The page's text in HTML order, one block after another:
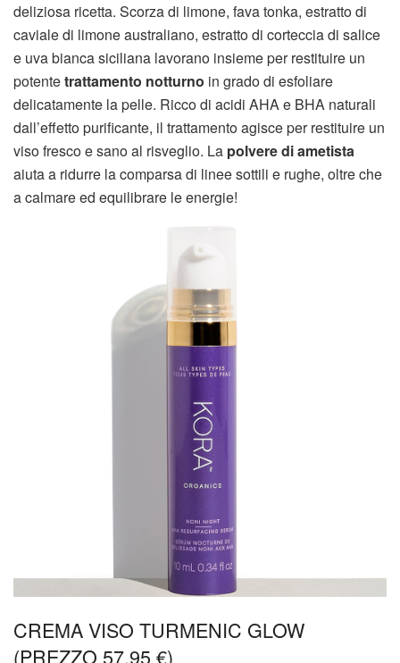
deliziosa ricetta. Scorza di limone, fava tonka, estratto di
caviale di limone australiano, estratto di corteccia di salice
e uva bianca siciliana lavorano insieme per restituire un
potentetrattamento notturno in grado di esfoliare
delicatamente la pelle. Ricco di acidi AHA e BHA naturali
dall’effetto purificante, il trattamento agisce per restituire un
viso fresco e sano al risveglio. La polvere di ametista
aiuta a ridurre la comparsa di linee sottili e rughe, oltre che
a calmare ed equilibrare le energie!
CREMA VISO TURMENIC GLOW
(PREZZO 57,95 €)